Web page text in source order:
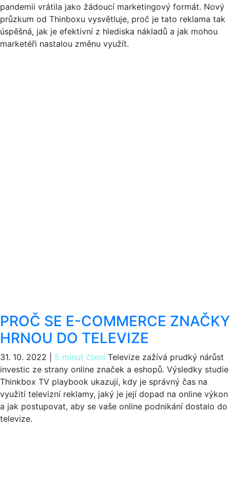
pandemii vrátila jako žádoucí marketingový formát. Nový
průzkum od Thinboxu vysvětluje, proč je tato reklama tak
úspěšná, jak je efektivní z hlediska nákladů a jak mohou
marketéři nastalou změnu využít.
PROČ SE E-COMMERCE ZNAČKY
HRNOU DO TELEVIZE
31. 10. 2022 5 minut čtení Televize zažívá prudký nárůst
investic ze strany online značek a eshopů. Výsledky studie
Thinkbox TV playbook ukazují, kdy je správný čas na
využití televizní reklamy, jaký je její dopad na online výkon
a jak postupovat, aby se vaše online podnikání dostalo do
televize.